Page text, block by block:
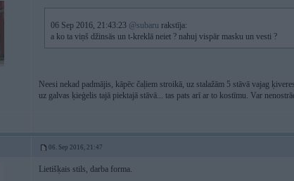
06 Sep 2016, 21:43:23 @subaru rakstīja:
a ko ta viņš džinsās un t-kreklā neiet ? nahuj vispār masku un vesti ?
Neesi nekad padmājis, kāpēc čaļiem stroikā, uz stalažām 5 stāvā vajag
uz galvas ķieģelis tajā piektajā stāvā... tas pats arī ar to kostīmu. Var
06. Sep 2016, 21:47
Lietišķais stils, darba forma.